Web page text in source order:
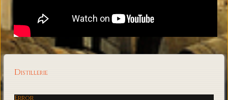
Distillerie